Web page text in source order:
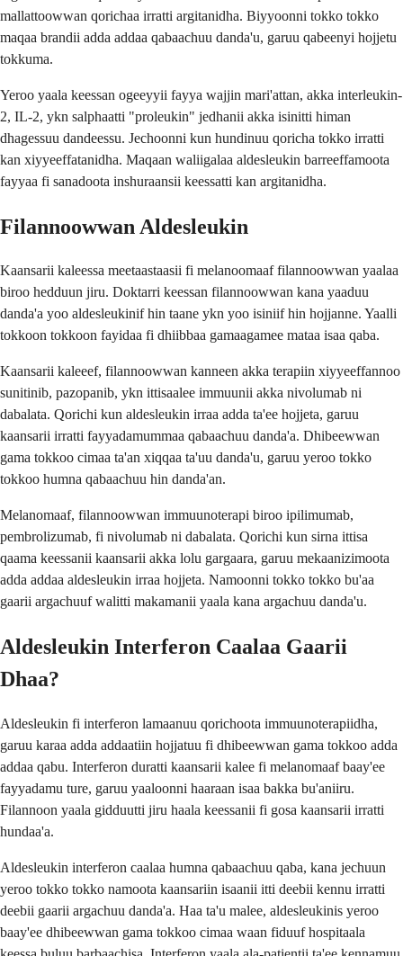
mallattoowwan qorichaa irratti argitanidha. Biyyoonni tokko tokko
maqaa brandii adda addaa qabaachuu danda'u, garuu qabeenyi hojjetu
tokkuma.
Yeroo yaala keessan ogeeyyii fayya wajjin mari'attan, akka interleukin-
2, IL-2, ykn salphaatti "proleukin" jedhanii akka isinitti himan
dhagessuu dandeessu. Jechoonni kun hundinuu qoricha tokko irratti
kan xiyyeeffatanidha. Maqaan waliigalaa aldesleukin barreeffamoota
fayyaa fi sanadoota inshuraansii keessatti kan argitanidha.
Filannoowwan Aldesleukin
Kaansarii kaleessa meetaastaasii fi melanoomaaf filannoowwan yaalaa
biroo hedduun jiru. Doktarri keessan filannoowwan kana yaaduu
danda'a yoo aldesleukinif hin taane ykn yoo isiniif hin hojjanne. Yaalli
tokkoon tokkoon fayidaa fi dhiibbaa gamaagamee mataa isaa qaba.
Kaansarii kaleeef, filannoowwan kanneen akka terapiin xiyyeeffannoo
sunitinib, pazopanib, ykn ittisaalee immuunii akka nivolumab ni
dabalata. Qorichi kun aldesleukin irraa adda ta'ee hojjeta, garuu
kaansarii irratti fayyadamummaa qabaachuu danda'a. Dhibeewwan
gama tokkoo cimaa ta'an xiqqaa ta'uu danda'u, garuu yeroo tokko
tokkoo humna qabaachuu hin danda'an.
Melanomaaf, filannoowwan immuunoterapi biroo ipilimumab,
pembrolizumab, fi nivolumab ni dabalata. Qorichi kun sirna ittisa
qaama keessanii kaansarii akka lolu gargaara, garuu mekaanizimoota
adda addaa aldesleukin irraa hojjeta. Namoonni tokko tokko bu'aa
gaarii argachuuf walitti makamanii yaala kana argachuu danda'u.
Aldesleukin Interferon Caalaa Gaarii
Dhaa?
Aldesleukin fi interferon lamaanuu qorichoota immuunoterapiidha,
garuu karaa adda addaatiin hojjatuu fi dhibeewwan gama tokkoo adda
addaa qabu. Interferon duratti kaansarii kalee fi melanomaaf baay'ee
fayyadamu ture, garuu yaaloonni haaraan isaa bakka bu'aniiru.
Filannoon yaala gidduutti jiru haala keessanii fi gosa kaansarii irratti
hundaa'a.
Aldesleukin interferon caalaa humna qabaachuu qaba, kana jechuun
yeroo tokko tokko namoota kaansariin isaanii itti deebii kennu irratti
deebii gaarii argachuu danda'a. Haa ta'u malee, aldesleukinis yeroo
baay'ee dhibeewwan gama tokkoo cimaa waan fiduuf hospitaala